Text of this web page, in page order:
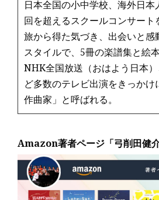
日本全国の小中学校、海外日
回を超えるスクールコンサート
旅から得た気づき、出会いと感
スタイルで、5冊の楽譜集と絵本
NHK全国放送（おはよう日本
ど多数のテレビ出演をきっかけ
作曲家」と呼ばれる。
Amazon著者ページ「弓削田健介